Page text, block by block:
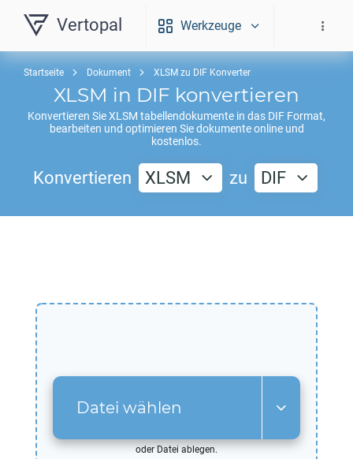
Vertopal Werkzeuge
Startseite Dokument XLSM zu DIF Konverter
XLSM in DIF konvertieren
Konvertieren SieXLSM tabellendokumente in das DIF Format,
bearbeiten und optimieren Sie dokumente online und
kostenlos.
Konvertieren XLSM zu DIF
Datei wählen
oder Datei ablegen.